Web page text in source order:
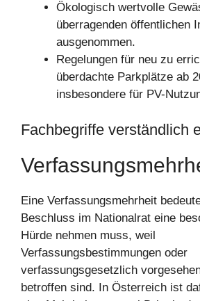
Ökologisch wertvolle
überragenden öffentlichen
ausgenommen.
Regelungen für neu zu
überdachte Parkplätze ab
insbesondere für PV-
Fachbegriffe verständlich
Eine Verfassungsmehrheit
Beschluss im Nationalrat eine
Hürde nehmen muss, weil
Verfassungsbestimmungen oder
verfassungsgesetzlich
betroffen sind. In Österreich ist